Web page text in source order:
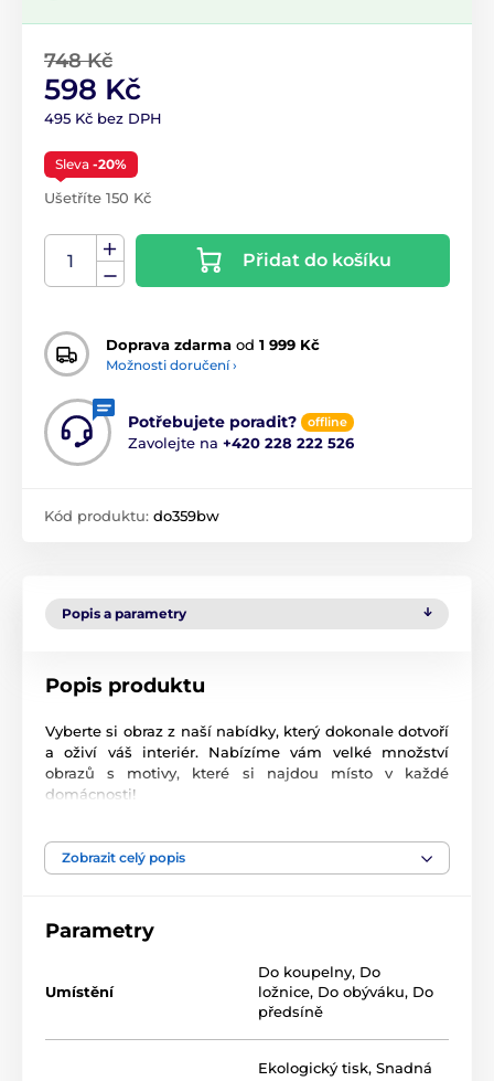
748 Kč
598 Kč
495 Kč bez DPH
Sleva -20%
Ušetříte 150 Kč
Přidat do košíku
Doprava zdarma od 1 999 Kč
Možnosti doručení ›
Potřebujete poradit? offline
Zavolejte na +420 228 222 526
Kód produktu: do359bw
Popis a parametry
Popis produktu
Vyberte si obraz z naší nabídky, který dokonale dotvoří
a oživí váš interiér. Nabízíme vám velké množství
obrazů s motivy, které si najdou místo v každé
domácnosti!
Kvalita je pro nás důležitá a proto jsme pro naše
pružné plátno, jehož hmotnost je
jsme ani na pečlivý výběr barev, které jsou
ekologické
, což znamená, že nezapáchají a
nevypouštějí škodlivé látky do ovzduší, proto je jen na
vás, do kterého pokoje obraz zavěsíte. V neposlední
řadě je důležitá také technologie tisku. Abychom
Zobrazit celý popis
Parametry
Umístění
Do koupelny, Do
ložnice, Do obýváku, Do
předsíně
Ekologický tisk, Snadná